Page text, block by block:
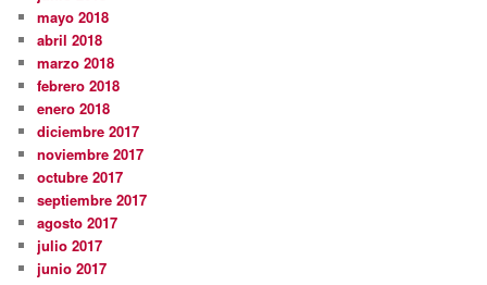
mayo 2018
abril 2018
marzo 2018
febrero 2018
enero 2018
diciembre 2017
noviembre 2017
octubre 2017
septiembre 2017
agosto 2017
julio 2017
junio 2017